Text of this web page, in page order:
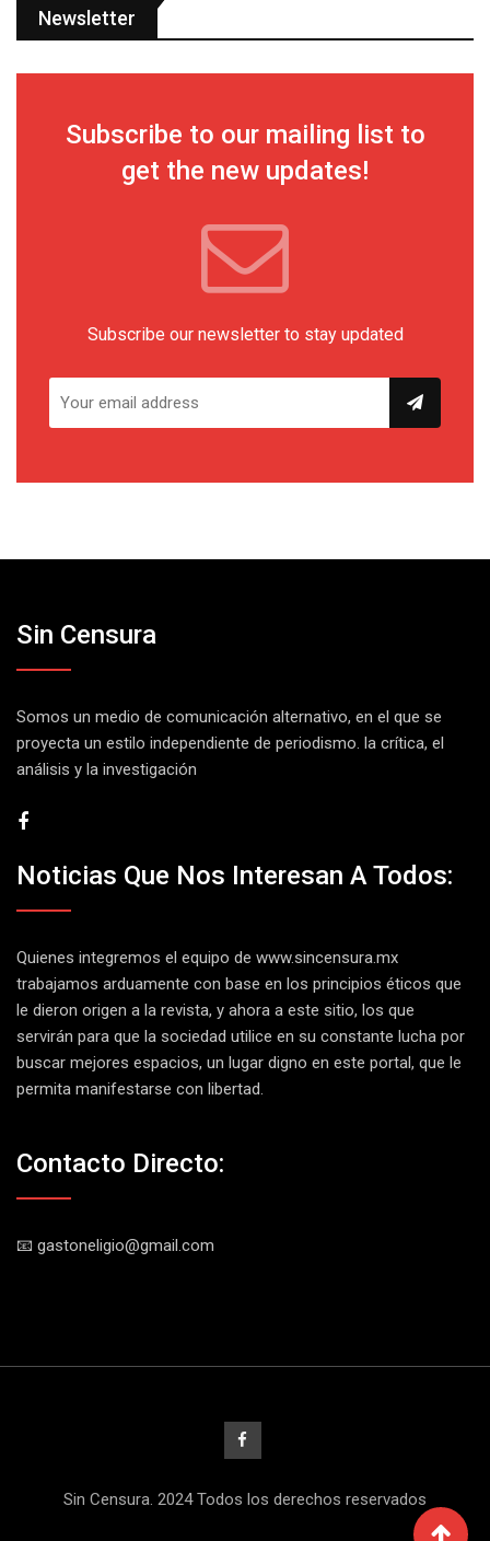
Newsletter
Subscribe to our mailing list to
get the new updates!
Subscribe our newsletter to stay updated
Sin Censura
Somos un medio de comunicación alternativo, en el que se
proyecta un estilo independiente de periodismo. la crítica, el
análisis y la investigación
Noticias Que Nos Interesan A Todos:
Quienes integremos el equipo de www.sincensura.mx
trabajamos arduamente con base en los principios éticos que
le dieron origen a la revista, y ahora a este sitio, los que
servirán para que la sociedad utilice en su constante lucha por
buscar mejores espacios, un lugar digno en este portal, que le
permita manifestarse con libertad.
Contacto Directo:
📧 gastoneligio@gmail.com
Sin Censura. 2024 Todos los derechos reservados